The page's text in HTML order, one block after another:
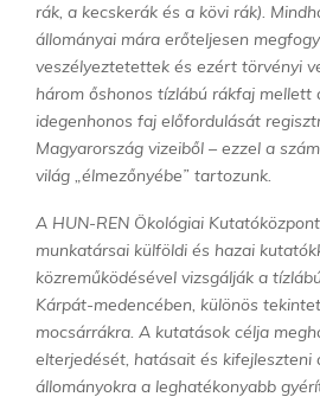
rák, a kecskerák és a kövi rák).
állományai mára erőteljesen
veszélyeztetettek és ezért törvényi
három őshonos tízlábú rákfaj mellett
idegenhonos faj előfordulását
Magyarország vizeiből – ezzel a
világ „élmezőnyébe” tartozunk.
A HUN-REN Ökológiai
munkatársai külföldi és hazai
közreműködésével vizsgálják a
Kárpát-medencében, különös
mocsárrákra. A kutatások célja
elterjedését, hatásait és kifejleszteni
állományokra a leghatékonyabb